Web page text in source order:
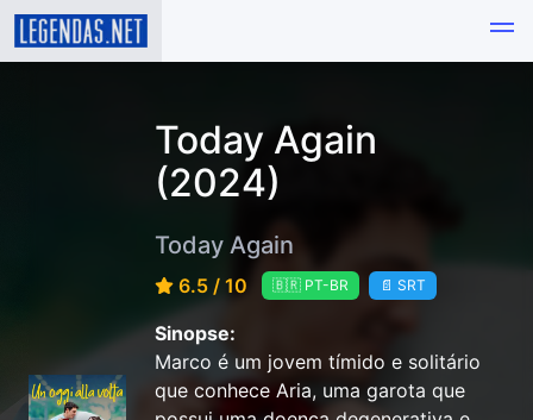
Today Again
(2024)
Today Again
6.5 / 10 🇧🇷 PT-BR 📄 SRT
Sinopse:
Marco é um jovem tímido e solitário
que conhece Aria, uma garota que